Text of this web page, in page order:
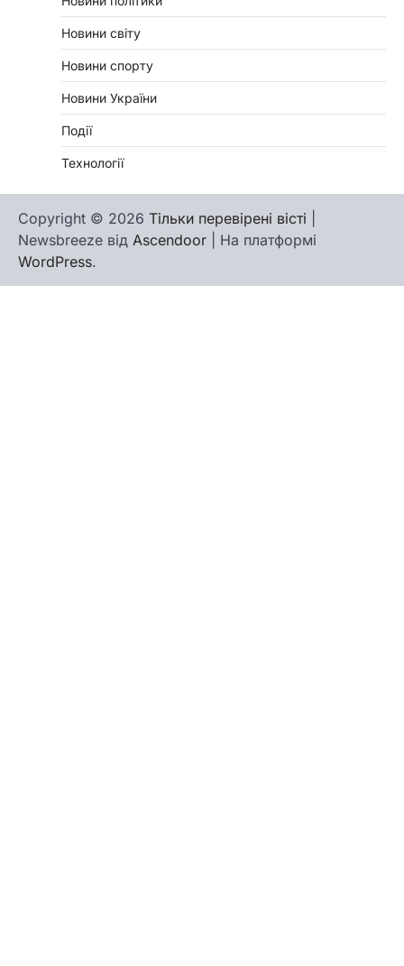
Новини світу
Новини спорту
Новини України
Події
Технології
Copyright © 2026 Тільки перевірені вісті
Newsbreeze від Ascendoor | На платформі
WordPress.